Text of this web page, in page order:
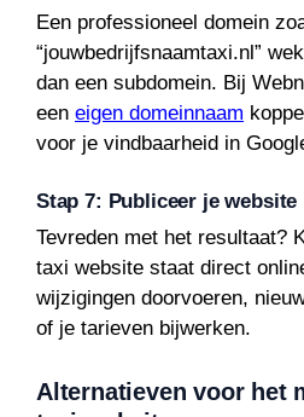
Een professioneel domein
“jouwbedrijfsnaamtaxi.nl”
dan een subdomein. Bij
een eigen domeinnaam
voor je vindbaarheid in
Stap 7: Publiceer je website
Tevreden met het resultaat?
taxi website staat direct
wijzigingen doorvoeren,
of je tarieven bijwerken.
Alternatieven voor het